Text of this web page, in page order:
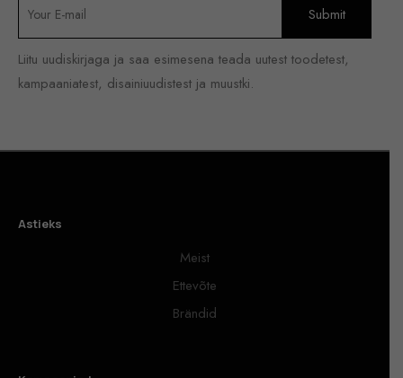
Liitu uudiskirjaga ja saa esimesena teada uutest toodetest,
kampaaniatest, disainiuudistest ja muustki.
Astieks
Meist
Ettevõte
Brändid